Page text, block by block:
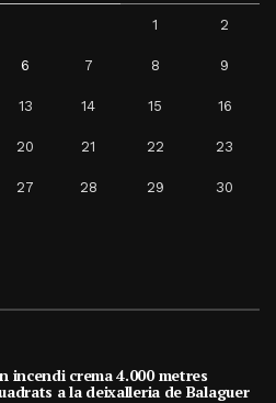
1 2
6 7 8 9
13 14 15 16
20 21 22 23
27 28 29 30
incendi crema 4.000 metres
a la deixalleria de Balaguer